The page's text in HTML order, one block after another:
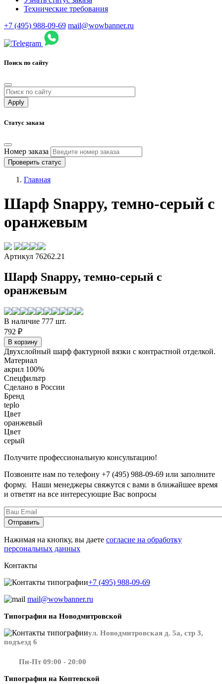
Технические требования
+7 (495) 988-09-69 mail@wowbanner.ru
Поиск по сайту
Статус заказа
Номер заказа
Проверить статус
Главная
Шарф Snappy, темно-серый с
оранжевым
Артикул 76262.21
Шарф Snappy, темно-серый с
оранжевым
В наличие 777 шт.
792 ₽
Двухслойный шарф фактурной вязки с контрастной отделкой.
Материал
акрил 100%
Спецфильтр
Сделано в России
Бренд
teplo
Цвет
оранжевый
Цвет
серый
Получите профессиональную консультацию!
Позвоните нам по телефону +7 (495) 988-09-69 или заполните
форму. Наши менеджеры свяжутся с вами в ближайшее время
и ответят на все интересующие Вас вопросы
Нажимая на кнопку, вы даете согласие на обработку
персональных данных
Контакты
+7 (495) 988-09-69
mail@wowbanner.ru
Типография на Новодмитровской
ул. Новодмитровская д. 5а, стр 3,
подъезд 6
Пн-Пт 09:00 - 20:00
Типография на Коптевской